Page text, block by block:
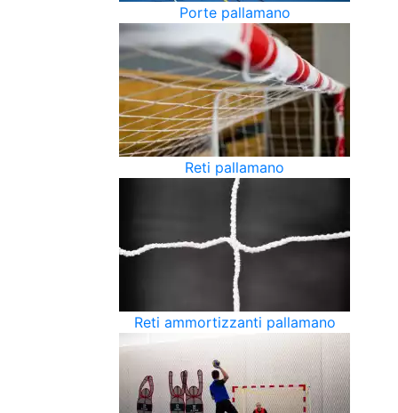
Porte pallamano
Reti pallamano
Reti ammortizzanti pallamano